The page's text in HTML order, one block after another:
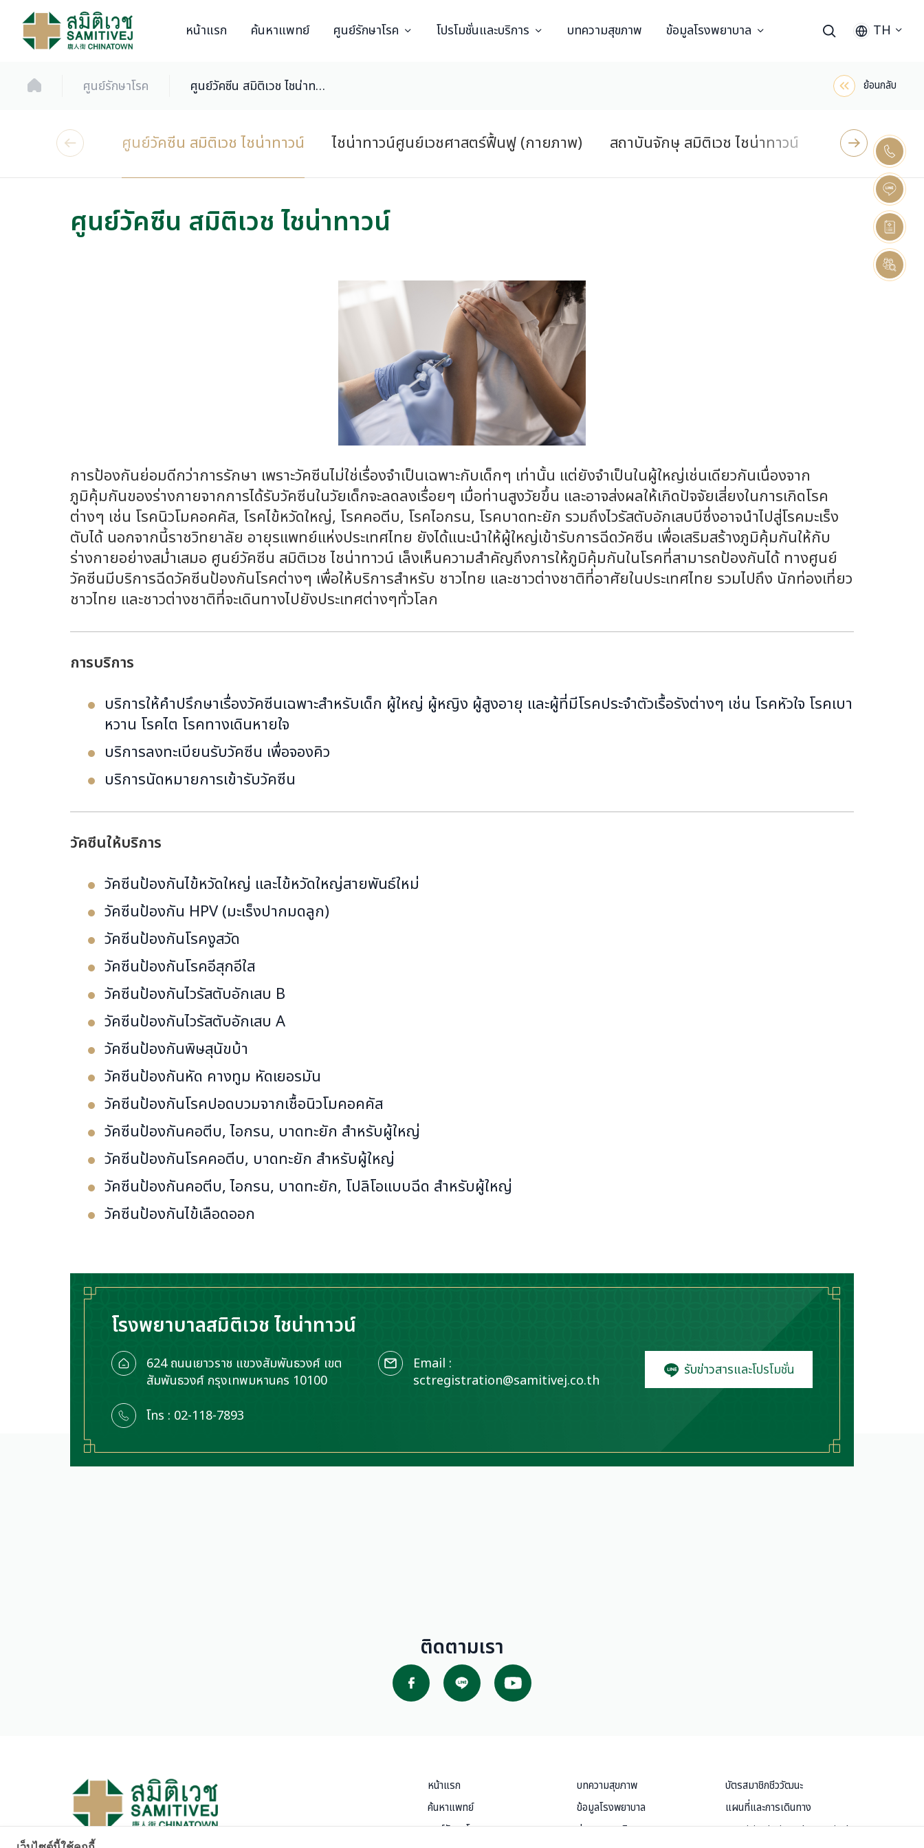
หน้าแรก ค้นหาแพทย์ ศูนย์รักษาโรค โปรโมชั่นและบริการ บทความสุขภาพ ข้อมูลโรงพยาบาล TH
ศูนย์รักษาโรค ศูนย์วัคซีน สมิติเวช ไชน่าทาวน์ ย้อนกลับ
ศูนย์วัคซีน สมิติเวช ไชน่าทาวน์ ไชน่าทาวน์ศูนย์เวชศาสตร์ฟื้นฟู (กายภาพ) สถาบันจักษุ สมิติเวช ไชน่าทาวน์ ศูนย์ผ่าตัดข้อเ
ศูนย์วัคซีน สมิติเวช ไชน่าทาวน์
การป้องกันย่อมดีกว่าการรักษา เพราะวัคซีนไม่ใช่เรื่องจำเป็นเฉพาะกับเด็กๆ เท่านั้น แต่ยังจำเป็นในผู้ใหญ่เช่นเดียวกันเนื่องจาก
ภูมิคุ้มกันของร่างกายจากการได้รับวัคซีนในวัยเด็กจะลดลงเรื่อยๆ เมื่อท่านสูงวัยขึ้น และอาจส่งผลให้เกิดปัจจัยเสี่ยงในการเกิดโรค
ต่างๆ เช่น โรคนิวโมคอคคัส, โรคไข้หวัดใหญ่, โรคคอตีบ, โรคไอกรน, โรคบาดทะยัก รวมถึงไวรัสตับอักเสบบีซึ่งอาจนำไปสู่โรคมะเร็ง
ตับได้ นอกจากนี้ราชวิทยาลัย อายุรแพทย์แห่งประเทศไทย ยังได้แนะนำให้ผู้ใหญ่เข้ารับการฉีดวัคซีน เพื่อเสริมสร้างภูมิคุ้มกันให้กับ
ร่างกายอย่างสม่ำเสมอ ศูนย์วัคซีน สมิติเวช ไชน่าทาวน์ เล็งเห็นความสำคัญถึงการให้ภูมิคุ้มกันในโรคที่สามารถป้องกันได้ ทางศูนย์
วัคซีนมีบริการฉีดวัคซีนป้องกันโรคต่างๆ เพื่อให้บริการสำหรับ ชาวไทย และชาวต่างชาติที่อาศัยในประเทศไทย รวมไปถึง นักท่องเที่ยว
ชาวไทย และชาวต่างชาติที่จะเดินทางไปยังประเทศต่างๆทั่วโลก
การบริการ
บริการให้คำปรึกษาเรื่องวัคซีนเฉพาะสำหรับเด็ก ผู้ใหญ่ ผู้หญิง ผู้สูงอายุ และผู้ที่มีโรคประจำตัวเรื้อรังต่างๆ เช่น โรคหัวใจ โรคเบา
หวาน โรคไต โรคทางเดินหายใจ
บริการลงทะเบียนรับวัคซีน เพื่อจองคิว
บริการนัดหมายการเข้ารับวัคซีน
วัคซีนให้บริการ
วัคซีนป้องกันไข้หวัดใหญ่ และไข้หวัดใหญ่สายพันธ์ใหม่
วัคซีนป้องกัน HPV (มะเร็งปากมดลูก)
วัคซีนป้องกันโรคงูสวัด
วัคซีนป้องกันโรคอีสุกอีใส
วัคซีนป้องกันไวรัสตับอักเสบ B
วัคซีนป้องกันไวรัสตับอักเสบ A
วัคซีนป้องกันพิษสุนัขบ้า
วัคซีนป้องกันหัด คางทูม หัดเยอรมัน
วัคซีนป้องกันโรคปอดบวมจากเชื้อนิวโมคอคคัส
วัคซีนป้องกันคอตีบ, ไอกรน, บาดทะยัก สำหรับผู้ใหญ่
วัคซีนป้องกันโรคคอตีบ, บาดทะยัก สำหรับผู้ใหญ่
วัคซีนป้องกันคอตีบ, ไอกรน, บาดทะยัก, โปลิโอแบบฉีด สำหรับผู้ใหญ่
วัคซีนป้องกันไข้เลือดออก
โรงพยาบาลสมิติเวช ไชน่าทาวน์
624 ถนนเยาวราช แขวงสัมพันธวงศ์ เขต
สัมพันธวงศ์ กรุงเทพมหานคร 10100
Email :
sctregistration@samitivej.co.th
โทร : 02-118-7893
รับข่าวสารและโปรโมชั่น
ติดตามเรา
หน้าแรก
ค้นหาแพทย์
ศูนย์รักษาโรค
บทความสุขภาพ
ข้อมูลโรงพยาบาล
ข่าวสารและกิจกรรม
บัตรสมาชิกชีววัฒนะ
แผนที่และการเดินทาง
Samitivej Virtual Hospital